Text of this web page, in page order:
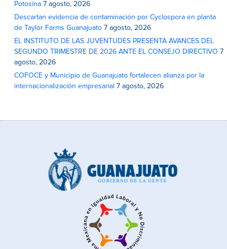
Potosina 7 agosto, 2026
Descartan evidencia de contaminación por Cyclospora en planta
de Taylor Farms Guanajuato 7 agosto, 2026
EL INSTITUTO DE LAS JUVENTUDES PRESENTA AVANCES DEL
SEGUNDO TRIMESTRE DE 2026 ANTE EL CONSEJO DIRECTIVO 7
agosto, 2026
COFOCE y Municipio de Guanajuato fortalecen alianza por la
internacionalización empresarial 7 agosto, 2026